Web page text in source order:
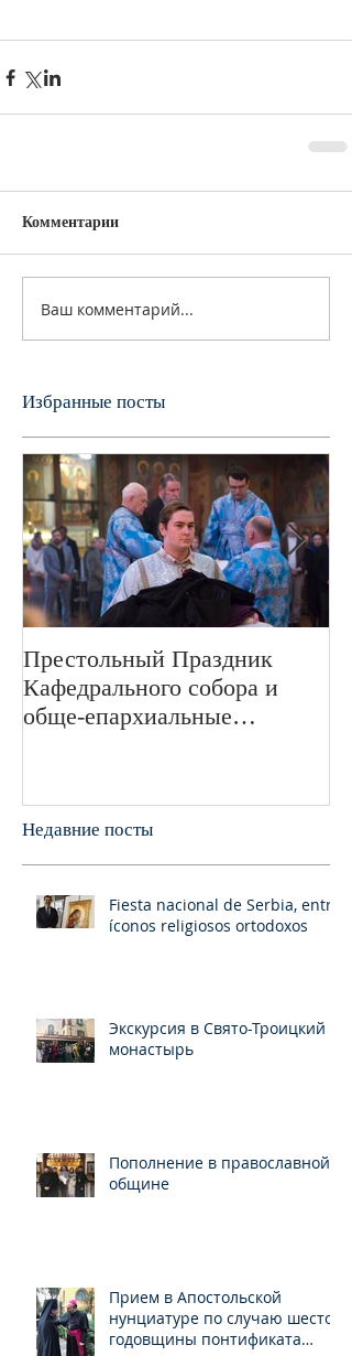
Комментарии
Ваш комментарий...
Избранные посты
Престольный Праздник
Кафедрального собора и
обще-епархиальные
Недавние посты
Fiesta nacional de Serbia, entre
íconos religiosos ortodoxos
Экскурсия в Свято-Троицкий
монастырь
Пополнение в православной
общине
Прием в Апостольской
нунциатуре по случаю шестой
годовщины понтификата